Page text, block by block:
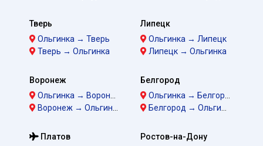
Тверь
Ольгинка → Тверь
Тверь → Ольгинка
Липецк
Ольгинка → Липецк
Липецк → Ольгинка
Воронеж
Ольгинка → Воронеж
Воронеж → Ольгинка
Белгород
Ольгинка → Белгород
Белгород → Ольгинка
Платов
Ростов-на-Дону